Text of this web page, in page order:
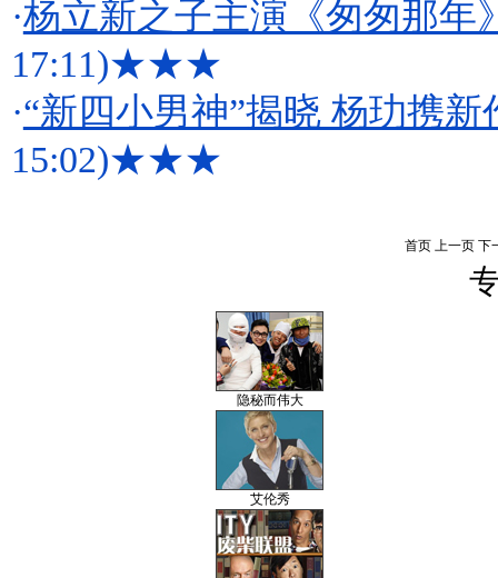
·杨立新之子主演《匆匆那年
17:11)★★★
·“新四小男神”揭晓 杨玏携
15:02)★★★
首页 上一页 下
隐秘而伟大
艾伦秀